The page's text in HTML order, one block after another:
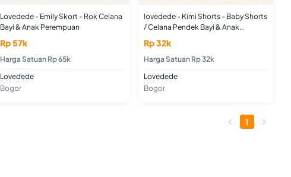
Lovedede - Emily Skort - Rok Celana
Bayi & Anak Perempuan
Rp 57k
Harga Satuan Rp 65k
Lovedede
Bogor
lovedede - Kimi Shorts - Baby Shorts
/ Celana Pendek Bayi & Anak
Rp 32k
Harga Satuan Rp 32k
Lovedede
Bogor
1